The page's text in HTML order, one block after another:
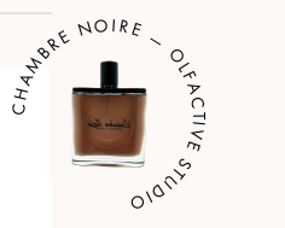
CHAMBRE NOIRE — OLFACTIVE STUDIO